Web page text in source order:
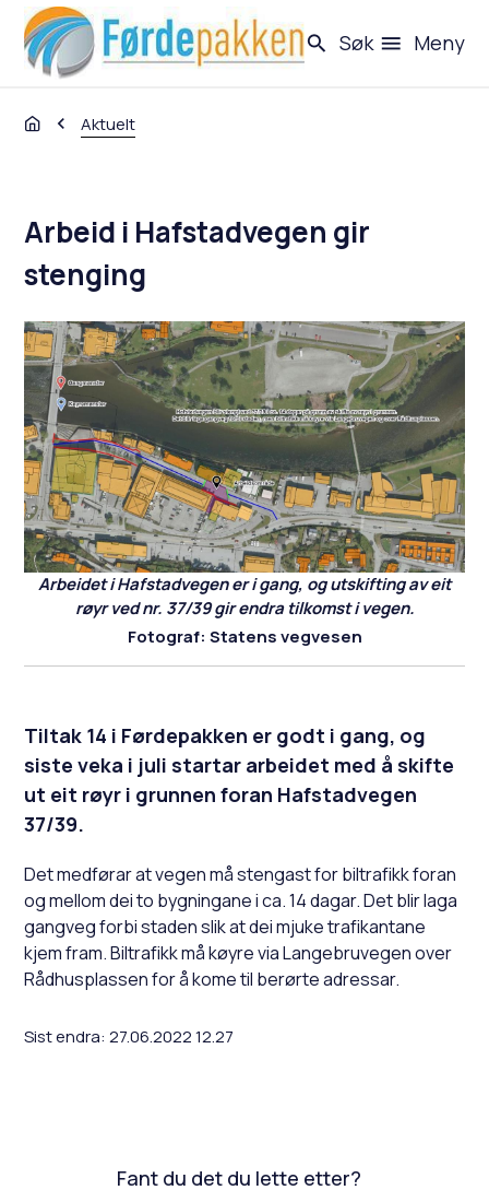
Førdepakken - eit utbyggingsprosjekt
Søk Meny
Du er her:Aktuelt
Arbeid i Hafstadvegen gir
stenging
Arbeidet i Hafstadvegen er i gang, og utskifting av eit
røyr ved nr. 37/39 gir endra tilkomst i vegen.
Statens vegvesen
Tiltak 14 i Førdepakken er godt i gang, og
siste veka i juli startar arbeidet med å skifte
ut eit røyr i grunnen foran Hafstadvegen
37/39.
Det medførar at vegen må stengast for biltrafikk foran
og mellom dei to bygningane i ca. 14 dagar. Det blir laga
gangveg forbi staden slik at dei mjuke trafikantane
kjem fram. Biltrafikk må køyre via Langebruvegen over
Rådhusplassen for å kome til berørte adressar.
Sist endra 27.06.2022 12.27
Fant du det du lette etter?